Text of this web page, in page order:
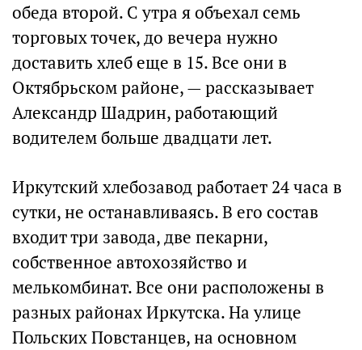
обеда второй. С утра я объехал семь
торговых точек, до вечера нужно
доставить хлеб еще в 15. Все они в
Октябрьском районе, — рассказывает
Александр Шадрин, работающий
водителем больше двадцати лет.
Иркутский хлебозавод работает 24 часа в
сутки, не останавливаясь. В его состав
входит три завода, две пекарни,
собственное автохозяйство и
мелькомбинат. Все они расположены в
разных районах Иркутска. На улице
Польских Повстанцев, на основном